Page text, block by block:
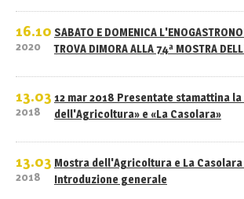
16.10
2020
SABATO E DOMENICA
TROVA DIMORA ALLA 74ª MOSTRA
13.03
2018
12 mar 2018 Presentate stamattina
dell'Agricoltura» e «La Casolara»
13.03
2018
Mostra dell'Agricoltura e La Casolara
Introduzione generale